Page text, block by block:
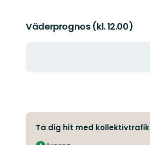
Väderprognos (kl. 12.00)
Ta dig hit med kollektivtrafik